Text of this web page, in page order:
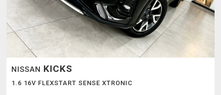
NISSAN KICKS
1.6 16V FLEXSTART SENSE XTRONIC